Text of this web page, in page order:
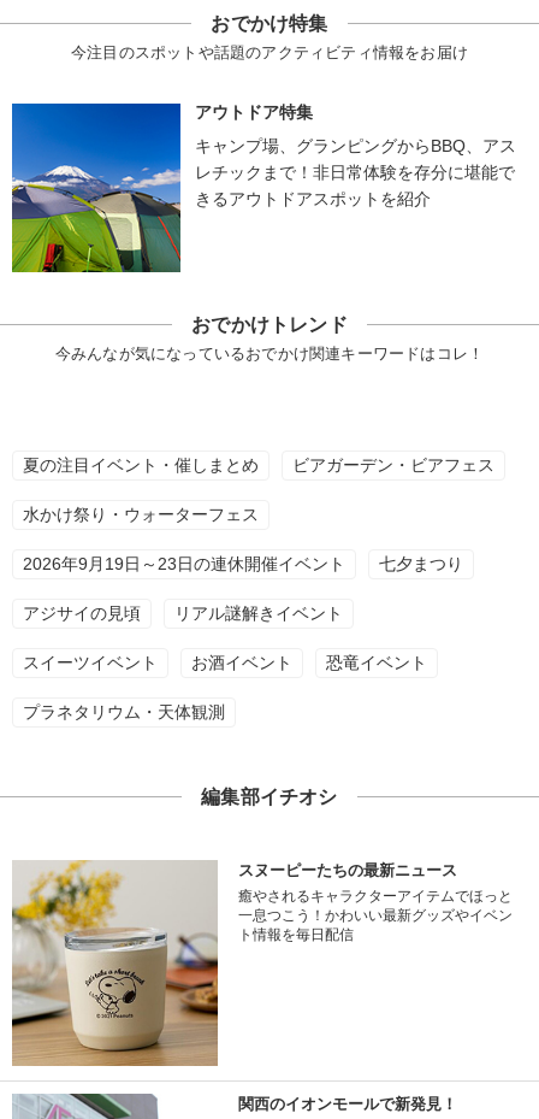
おでかけ特集
今注目のスポットや話題のアクティビティ情報をお届け
アウトドア特集
キャンプ場、グランピングからBBQ、アス
レチックまで！非日常体験を存分に堪能で
きるアウトドアスポットを紹介
おでかけトレンド
今みんなが気になっているおでかけ関連キーワードはコレ！
夏の注目イベント・催しまとめ ビアガーデン・ビアフェス
水かけ祭り・ウォーターフェス
2026年9月19日～23日の連休開催イベント 七夕まつり
アジサイの見頃 リアル謎解きイベント
スイーツイベント お酒イベント 恐竜イベント
プラネタリウム・天体観測
編集部イチオシ
スヌーピーたちの最新ニュース
癒やされるキャラクターアイテムでほっと
一息つこう！かわいい最新グッズやイベン
ト情報を毎日配信
関西のイオンモールで新発見！